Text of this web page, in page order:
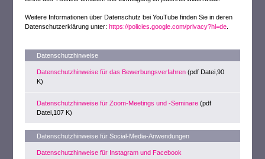
Weitere Informationen über Datenschutz bei YouTube finden Sie in deren
Datenschutzerklärung unter:https://policies.google.com/privacy?hl=de
Datenschutzhinweise
Datenschutzhinweise für das Bewerbungsverfahren (pdf Datei,90
K)
Datenschutzhinweise für Zoom-Meetings und -Seminare (pdf
Datei,107 K)
Datenschutzhinweise für Social-Media-Anwendungen
Datenschutzhinweise für Instagram und Facebook